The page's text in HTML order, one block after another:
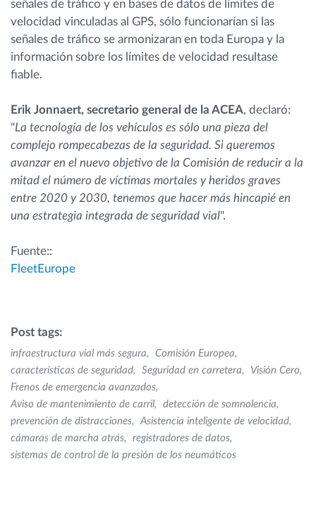
señales de tráfico y en bases de datos de límites de
velocidad vinculadas al GPS, sólo funcionarían si las
señales de tráfico se armonizaran en toda Europa y la
información sobre los límites de velocidad resultase
fiable.
Erik Jonnaert, secretario general de la ACEA, declaró:
"La tecnología de los vehículos es sólo una pieza del
complejo rompecabezas de la seguridad. Si queremos
avanzar en el nuevo objetivo de la Comisión de reducir a la
mitad el número de víctimas mortales y heridos graves
entre 2020 y 2030, tenemos que hacer más hincapié en
una estrategia integrada de seguridad vial".
Fuente::
FleetEurope
Post tags:
infraestructura vial más segura
Comisión Europea
características de seguridad
Seguridad en carretera
Visión Cero
Frenos de emergencia avanzados
Aviso de mantenimiento de carril
detección de somnolencia
prevención de distracciones
Asistencia inteligente de velocidad
cámaras de marcha atrás
registradores de datos
sistemas de control de la presión de los neumáticos